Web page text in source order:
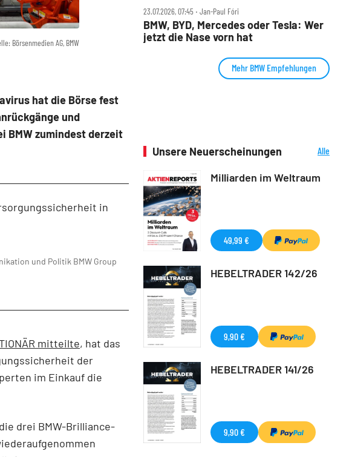
Börsenmedien AG, BMW
hat die Börse fest
und
BMW zumindest derzeit
in
und Politik BMW Group
mitteilte, hat das
der
im Einkauf die
drei BMW-Brilliance-
Check
23.07.2026, 07:45 ‧ Jan-Paul Fóri
BMW, BYD, Mercedes oder Tesla: Wer
jetzt die Nase vorn hat
Mehr BMW Empfehlungen
Unsere Neuerscheinungen
Alle
Milliarden im Weltraum
49,99 €
HEBELTRADER 142/26
9,90 €
HEBELTRADER 141/26
9,90 €